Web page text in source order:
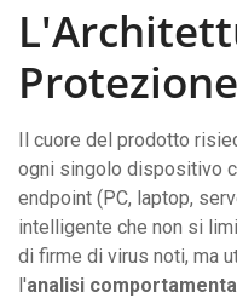
Il cuore del prodotto
ogni singolo dispositivo
endpoint (PC, laptop,
intelligente che non si
di firme di virus noti, ma
l'analisi